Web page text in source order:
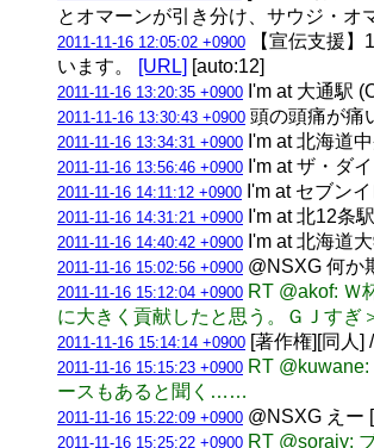
とオマーンが引き分け、サウジ・オ
2011-11-16 12:05:02 +0900 【宣伝支援
います。
[URL] [auto:12]
2011-11-16 13:20:35 +0900 I'm at 大通駅
2011-11-16 13:30:43 +0900 頭の頭痛が痛
2011-11-16 13:34:31 +0900 I'm at 北海道
2011-11-16 13:56:46 +0900 I'm at ザ・ダ
2011-11-16 14:11:12 +0900 I'm at セブン
2011-11-16 14:31:21 +0900 I'm at 北12条
2011-11-16 14:40:42 +0900 I'm at 北海道
2011-11-16 15:02:56 +0900 @NSXG 何か
2011-11-16 15:12:04 +0900 RT @akof: Ｗ
に大きく貢献したと思う。ＧＪすぎ
2011-11-16 15:14:14 +0900 [著作権][同人]
2011-11-16 15:15:23 +0900 RT
ースもあると聞く……
2011-11-16 15:22:09 +0900 @NSXG えー
2011-11-16 15:25:22 +0900 RT @soraiy: